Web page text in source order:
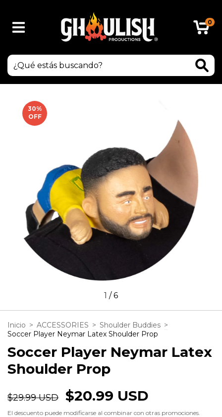
0
30%
OFF
1 /6
Inicio > ACCESSORIES > Shoulder Buddies >
Soccer Player Neymar Latex Shoulder Prop
Soccer Player Neymar Latex
Shoulder Prop
$29.99 USD $20.99 USD
El descuento puede modificarse al combinar con otras promociones.